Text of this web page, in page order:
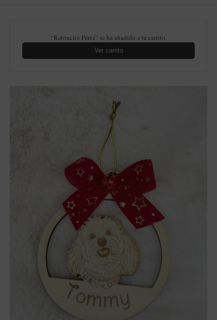
“Ratoncito Pérez” se ha añadido a tu carrito.
Ver carrito